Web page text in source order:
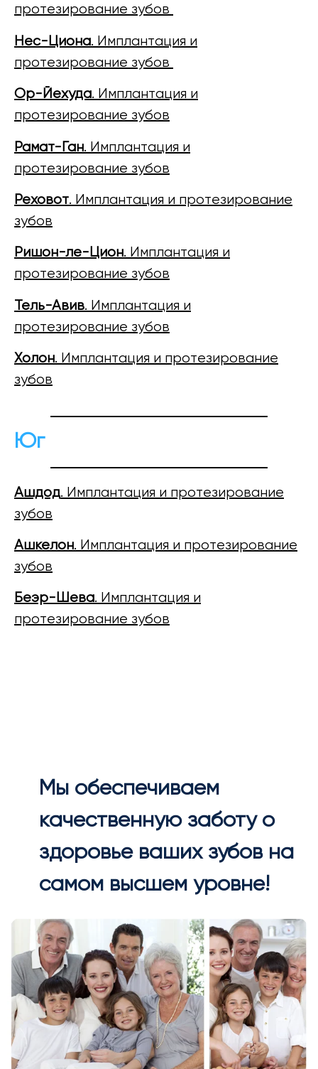
протезирование зубов
Нес-Циона. Имплантация и
протезирование зубов
Ор-Йехуда. Имплантация и
протезирование зубов
Рамат-Ган. Имплантация и
протезирование зубов
Реховот. Имплантация и протезирование
зубов
Ришон-ле-Цион. Имплантация и
протезирование зубов
Тель-Авив. Имплантация и
протезирование зубов
Холон. Имплантация и протезирование
зубов
Юг
Ашдод. Имплантация и протезирование
зубов
Ашкелон. Имплантация и протезирование
зубов
Беэр-Шева. Имплантация и
протезирование зубов
Мы обеспечиваем
качественную заботу о
здоровье ваших зубов на
самом высшем уровне!